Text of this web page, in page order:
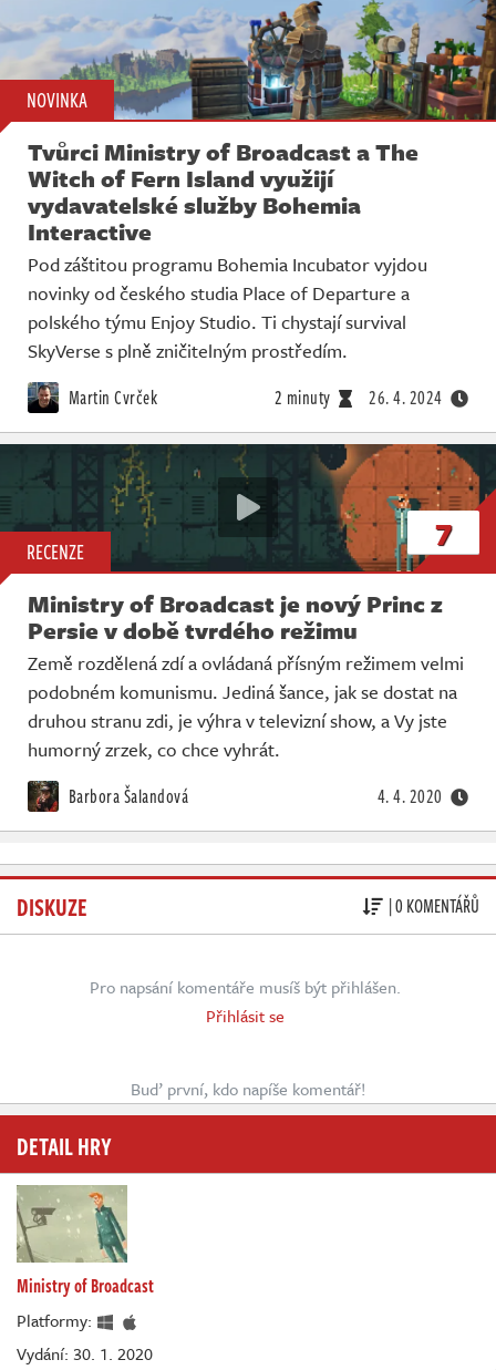
NOVINKA
Tvůrci Ministry of Broadcast a The
Witch of Fern Island využijí
vydavatelské služby Bohemia
Interactive
Pod záštitou programu Bohemia Incubator vyjdou
novinky od českého studia Place of Departure a
polského týmu Enjoy Studio. Ti chystají survival
SkyVerse s plně zničitelným prostředím.
Martin Cvrček 2 minuty 26. 4. 2024
RECENZE 7
Ministry of Broadcast je nový Princ z
Persie v době tvrdého režimu
Země rozdělená zdí a ovládaná přísným režimem velmi
podobném komunismu. Jediná šance, jak se dostat na
druhou stranu zdi, je výhra v televizní show, a Vy jste
humorný zrzek, co chce vyhrát.
Barbora Šalandová 4. 4. 2020
DISKUZE | 0 KOMENTÁŘŮ
Pro napsání komentáře musíš být přihlášen.
Přihlásit se
Buď první, kdo napíše komentář!
DETAIL HRY
Ministry of Broadcast
Platformy:
Vydání: 30. 1. 2020